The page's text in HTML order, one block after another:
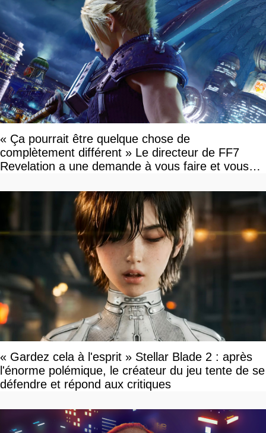
« Ça pourrait être quelque chose de
complètement différent » Le directeur de FF7
Revelation a une demande à vous faire et vous
« Gardez cela à l'esprit » Stellar Blade 2 : après
l'énorme polémique, le créateur du jeu tente de se
défendre et répond aux critiques